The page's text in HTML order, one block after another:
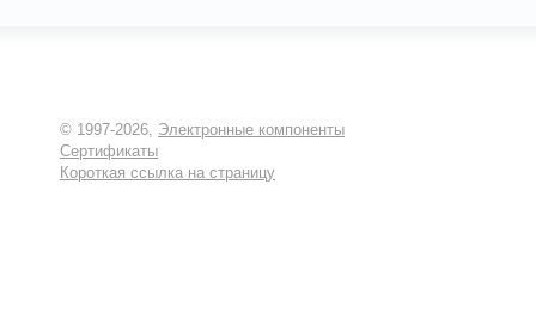
© 1997-2026, Электронные компоненты
Сертификаты
Короткая ссылка на страницу